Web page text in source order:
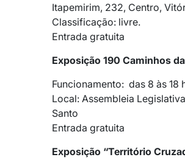
Itapemirim, 232, Centro,
Classificação: livre.
Entrada gratuita
Exposição 190 Caminhos
Funcionamento: das 8 às 18
Local: Assembleia
Santo
Entrada gratuita
Exposição “Território